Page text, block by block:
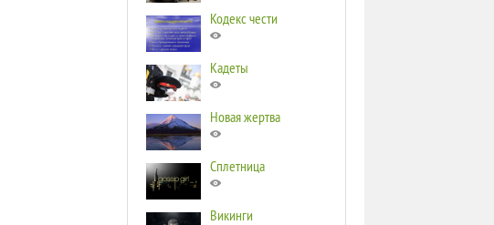
Кодекс чести
Кадеты
Новая жертва
Сплетница
Викинги